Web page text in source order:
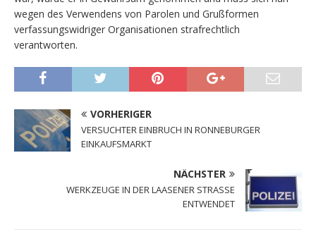
wegen des Verwendens von Parolen und Grußformen
verfassungswidriger Organisationen strafrechtlich
verantworten.
VORHERIGER
VERSUCHTER EINBRUCH IN RONNEBURGER
EINKAUFSMARKT
NÄCHSTER
WERKZEUGE IN DER LAASENER STRASSE
ENTWENDET